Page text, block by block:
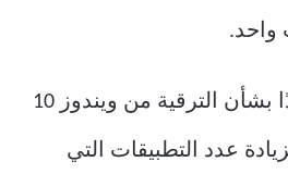
واحد.
إذا كنت لا تزال مترددًا بشأن الترقية من ويندوز 10
11 نظرًا لزيادة عدد التطبيقات التي